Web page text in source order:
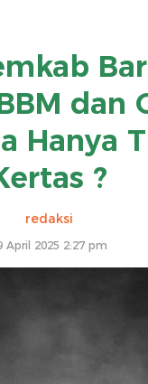
dan
Hanya
?
redaksi
April 2025 2:27 pm